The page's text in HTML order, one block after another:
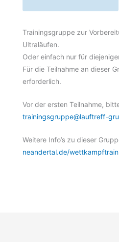
Trainingsgruppe zur
Ultraläufen.
Oder einfach nur für
Für die Teilnahme an dieser
erforderlich.
Vor der ersten Teilnahme,
trainingsgruppe@lauftreff-
Weitere Info’s zu dieser
neandertal.de/